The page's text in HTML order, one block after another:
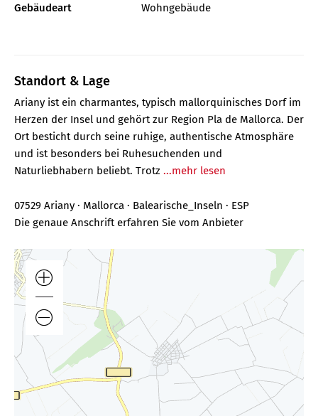
Gebäudeart Wohngebäude
Standort & Lage
Ariany ist ein charmantes, typisch mallorquinisches Dorf im
Herzen der Insel und gehört zur Region Pla de Mallorca. Der
Ort besticht durch seine ruhige, authentische Atmosphäre
und ist besonders bei Ruhesuchenden und
Naturliebhabern beliebt. Trotz ...mehr lesen
07529 Ariany · Mallorca · Balearische_Inseln · ESP
Die genaue Anschrift erfahren Sie vom Anbieter